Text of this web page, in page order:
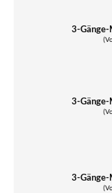
3-Gänge-
3-Gänge-
3-Gänge-